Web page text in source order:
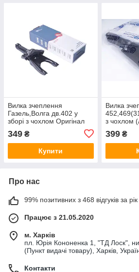
Вилка зчеплення
Газель,Волга дв.402 у
зборi з чохлом Оригiнал
(вир-во Авто Престиж) АП
11-7514
349 ₴
Купити
Вилка
з чохлом
399₴
Про нас
99% позитивних з 468 відгуків за рік
Працює з 21.05.2020
м. Харків
пл. Юрія Кононенка 1, "ТД Лоск",
(Пункт видачі товару), Харків,
Контакти